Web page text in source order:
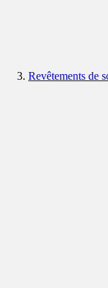
Revêtements de